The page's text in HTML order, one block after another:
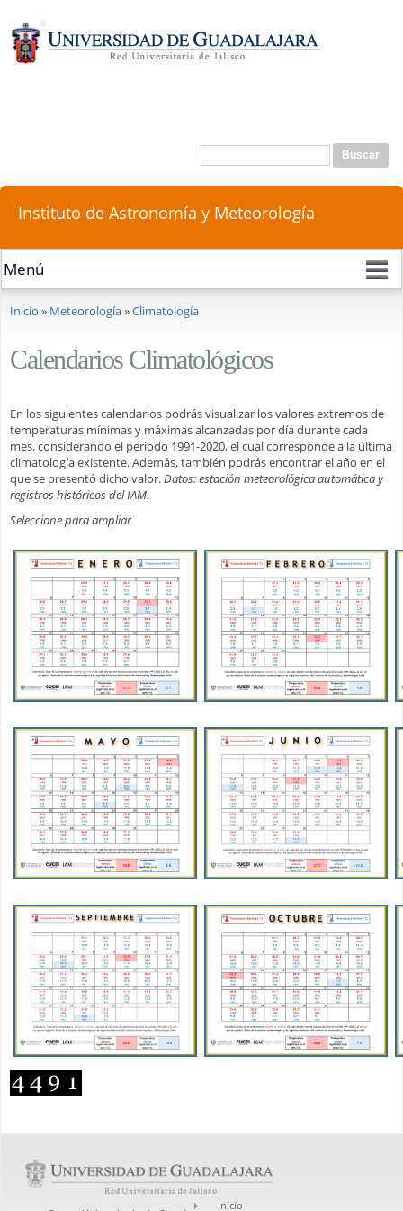
principal
Formulario de búsqueda
Buscar
Instituto de Astronomía y Meteorología
Inicio » Meteorología»Climatología
Calendarios Climatológicos
En los siguientes calendarios podrás visualizar los valores extremos de
temperaturas mínimas y máximas alcanzadas por día durante cada
mes, considerando el periodo 1991-2020, el cual corresponde a la última
climatología existente. Además, también podrás encontrar el año en el
que se presentó dicho valor.Datos: estación meteorológica automática y
registros históricos del IAM.
Seleccione para ampliar
Inicio